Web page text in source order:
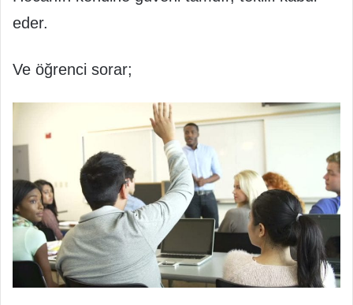
eder.
Ve öğrenci sorar;